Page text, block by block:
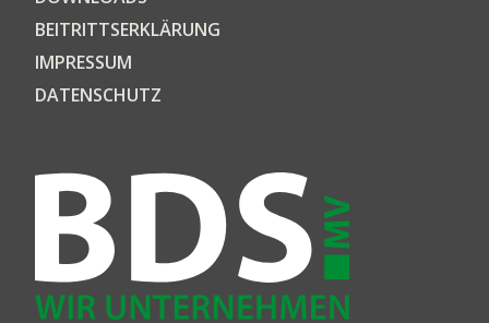
BEI­TRITTS­ER­KLÄ­RUNG
IMPRES­SUM
DATEN­SCHUTZ